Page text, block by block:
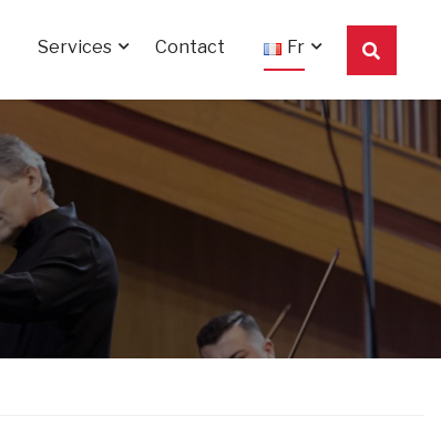
Services Contact Fr